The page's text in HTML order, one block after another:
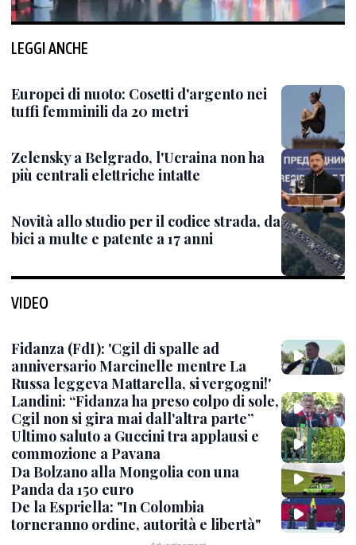
LEGGI ANCHE
Europei di nuoto: Cosetti d'argento nei
tuffi femminili da 20 metri
Zelensky a Belgrado, l'Ucraina non ha
più centrali elettriche intatte
Novità allo studio per il codice strada, da
bici a multe e patente a 17 anni
VIDEO
Fidanza (FdI): 'Cgil di spalle ad
anniversario Marcinelle mentre La
Russa leggeva Mattarella, si vergogni!'
Landini: “Fidanza ha preso colpo di sole,
Cgil non si gira mai dall'altra parte”
Ultimo saluto a Guccini tra applausi e
commozione a Pavana
Da Bolzano alla Mongolia con una
Panda da 150 euro
De la Espriella: "In Colombia
torneranno ordine, autorità e libertà"